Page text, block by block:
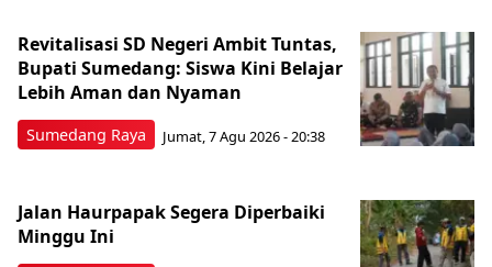
Sumedang Raya
Revitalisasi SD Negeri Ambit Tuntas,
Bupati Sumedang: Siswa Kini Belajar
Lebih Aman dan Nyaman
Jumat, 7 Agu 2026 - 20:38
Jalan Haurpapak Segera Diperbaiki
Minggu Ini